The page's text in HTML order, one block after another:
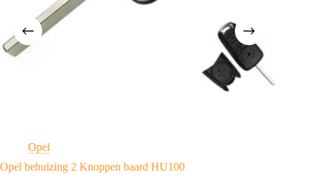
Opel
Opel behuizing 2 Knoppen baard HU100